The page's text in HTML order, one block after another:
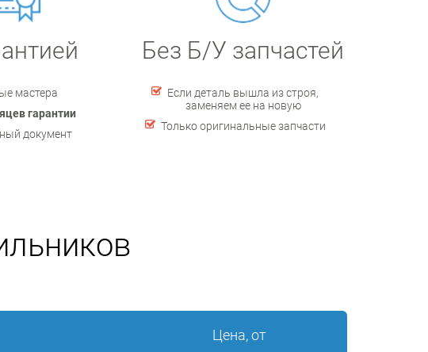
мастера
гарантии
документ
Без Б/У запчастей
Если деталь вышла из строя,
заменяем ее на новую
Только оригинальные запчасти
Цена, от